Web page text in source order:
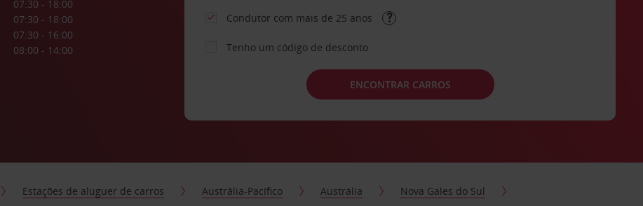
07:30 - 18:00
07:30 - 18:00
07:30 - 16:00
08:00 - 14:00
Condutor com mais de 25 anos
Tenho um código de desconto
ENCONTRAR CARROS
Estações de aluguer de carros Austrália-Pacífico Austrália
Nova Gales do Sul